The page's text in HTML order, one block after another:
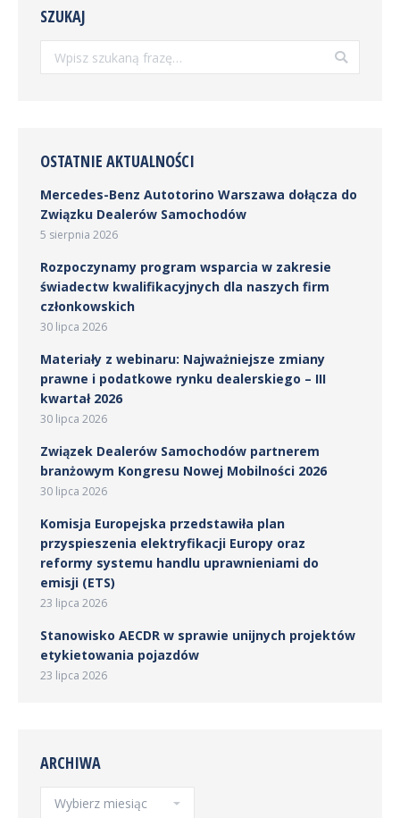
SZUKAJ
OSTATNIE AKTUALNOŚCI
Mercedes-Benz Autotorino Warszawa dołącza do
Związku Dealerów Samochodów
5 sierpnia 2026
Rozpoczynamy program wsparcia w zakresie
świadectw kwalifikacyjnych dla naszych firm
członkowskich
30 lipca 2026
Materiały z webinaru: Najważniejsze zmiany
prawne i podatkowe rynku dealerskiego – III
kwartał 2026
30 lipca 2026
Związek Dealerów Samochodów partnerem
branżowym Kongresu Nowej Mobilności 2026
30 lipca 2026
Komisja Europejska przedstawiła plan
przyspieszenia elektryfikacji Europy oraz
reformy systemu handlu uprawnieniami do
emisji (ETS)
23 lipca 2026
Stanowisko AECDR w sprawie unijnych projektów
etykietowania pojazdów
23 lipca 2026
ARCHIWA
Archiwa